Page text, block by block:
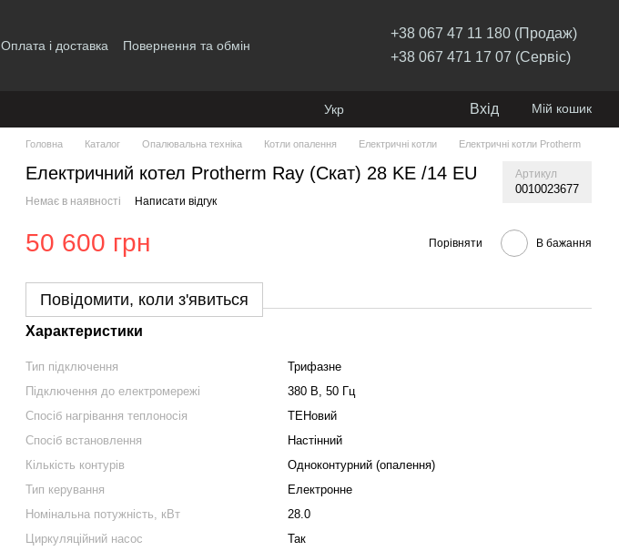
Оплата і доставка
Повернення та обмін
+38 067 47 11 180 (Продаж)
+38 067 471 17 07 (Сервіс)
Укр Вхід Мій кошик
Головна Каталог Опалювальна техніка Котли опалення Електричні котли Електричні котли Protherm
Електричний котел Protherm Ray (Скат) 28 KE /14 EU Артикул
0010023677
Немає в наявності Написати відгук
50 600 грн Порівняти В бажання
Повідомити, коли з'явиться
Характеристики
Тип підключення
Трифазне
Підключення до електромережі
380 В, 50 Гц
Спосіб нагрівання теплоносія
ТЕНовий
Спосіб встановлення
Настінний
Кількість контурів
Одноконтурний (опалення)
Тип керування
Електронне
Номінальна потужність, кВт
28.0
Циркуляційний насос
Так